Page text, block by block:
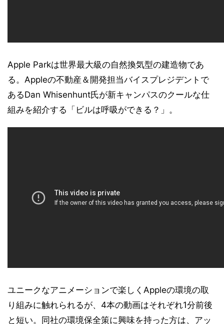
Apple Parkは世界最大級の自然換気型の建造物であ
る。Appleの不動産＆開発担当バイスプレジデントで
あるDan Whisenhunt氏が新キャンパスのクールな仕
組みを紹介する「ビルは呼吸ができる？」。
ユニークなアニメーションで楽しくAppleの環境の取
り組みに触れられるが、4本の動画はそれぞれ1分前後
と短い。同社の環境保全策に興味を持った方は、アッ